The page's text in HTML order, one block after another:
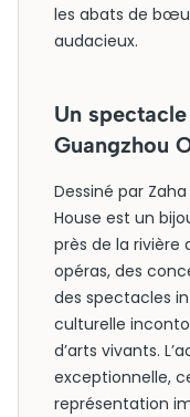
les abats de
audacieux.
Un
Guangzhou
Dessiné par
House est un
près de la rivière
opéras, des
des spectacles
culturelle
d’arts vivants.
exceptionnelle,
représentation